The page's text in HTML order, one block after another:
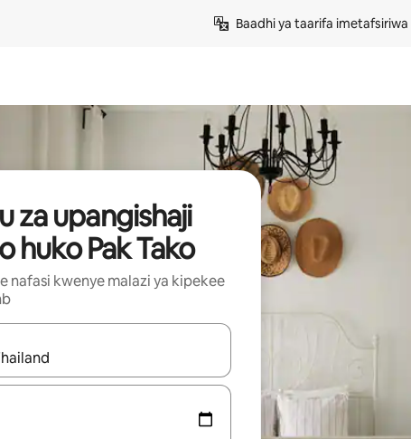
Baadhi ya taarifa
za upangishaji
huko Pak Tako
nafasi kwenye malazi ya kipekee
yanapatikana, vinjari kwa kutumia vitufe vya vishale vya juu na